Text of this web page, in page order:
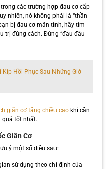
các trường hợp đau cơ cấp
nhiên, nó không phải là “thần
bị đau cơ mãn tính, hãy tìm
trị đúng cách. Đừng “đau đâu
Kíp Hồi Phục Sau Những Giờ
giãn cơ tăng chiều caokhi cần
quả tốt nhất.
Giãn Cơ
ý một số điều sau:
sử dụng theo chỉ định của